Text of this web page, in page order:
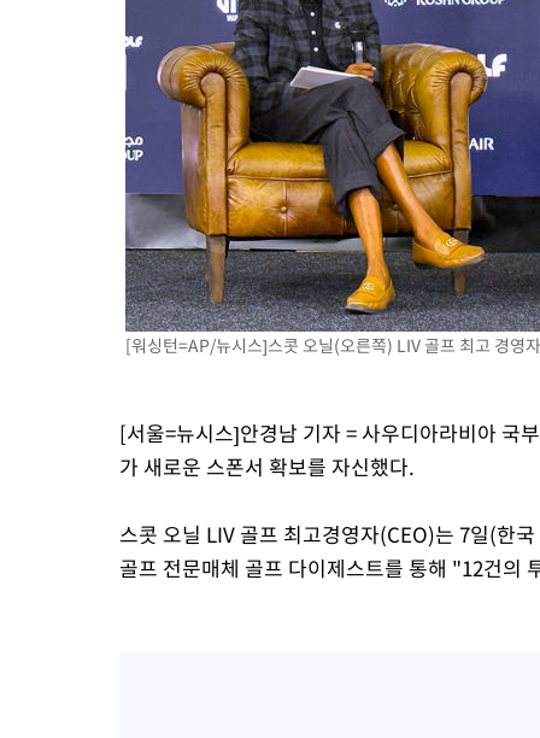
[속보]종합특검, 대검 추가 압수수색…내란 중요임무종사 혐의
[속보]코스닥, 800p 회복…0.26% 오른 801.67 마감
[속보]코스피, 301.88포인트(4.58%) 내린 6296.38 마감
[속보]원·달러 환율, 0.7원 내린 1423.8원 마감
"여기 떨어졌다"…다누리, 스페이스X 로켓 달 충돌 흔적 포착
손흥민, 5경기 연속골 실패…LAFC는 승부차기 끝 과달라하라
내일까지 39도 '펄펄'…기상청 "태풍 지나며 폭염 잠시 꺾인다"
트럼프, 한국계 진보 주지사 후보 맹공…"공산주의가 최대 위협"
"美간섭에 합의 지연"…트럼프, '이란 호르무즈 통제권' 수용할까
[속보]산업장관 "李정부, 원전 반대 안해…안정 전력 위해 불가피"
[속보]경찰, '홍명보 선임 논란' 대한축구협회·축구회관 등 압수수
[워싱턴=AP/뉴시스]스콧 오닐(오른쪽) LIV 골프 최고 경영
[서울=뉴시스]안경남 기자 = 사우디아라비아 국
가 새로운 스폰서 확보를 자신했다.
스콧 오닐 LIV 골프 최고경영자(CEO)는 7일(한
골프 전문매체 골프 다이제스트를 통해 "12건의